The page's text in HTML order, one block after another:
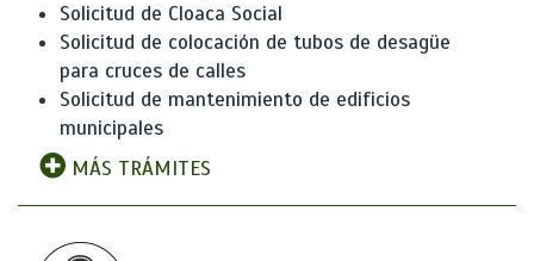
Solicitud de Cloaca Social
Solicitud de colocación de tubos de desagüe
para cruces de calles
Solicitud de mantenimiento de edificios
municipales
MÁS TRÁMITES